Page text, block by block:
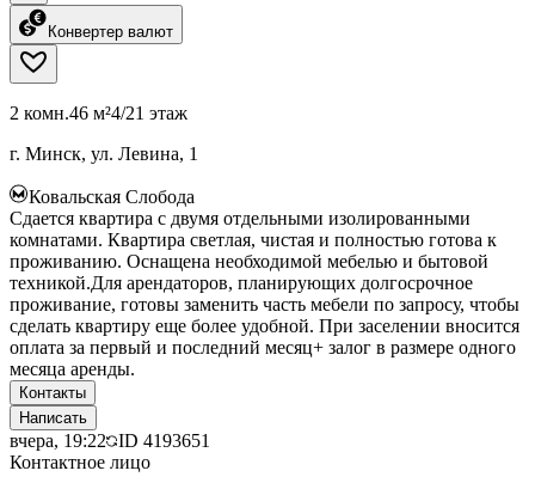
Конвертер валют
2 комн.46 м²4/21 этаж
г. Минск, ул. Левина, 1
Ковальская Слобода
Сдается квартира с двумя отдельными изолированными
комнатами. Квартира светлая, чистая и полностью готова к
проживанию. Оснащена необходимой мебелью и бытовой
техникой.Для арендаторов, планирующих долгосрочное
проживание, готовы заменить часть мебели по запросу, чтобы
сделать квартиру еще более удобной. При заселении вносится
оплата за первый и последний месяц+ залог в размере одного
месяца аренды.
Контакты
Написать
вчера, 19:22 ID 4193651
Контактное лицо